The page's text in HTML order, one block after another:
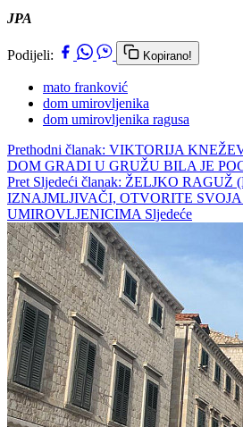
JPA
Podijeli: Kopirano!
mato franković
dom umirovljenika
dom umirovljenika ragusa
Prethodni članak: VIKTORIJA
DOM GRADI U GRUŽU BILA JE
Pret Sljedeći članak: ŽELJKO RAGUŽ
IZNAJMLJIVAČI, OTVORITE
UMIROVLJENICIMA Sljedeće